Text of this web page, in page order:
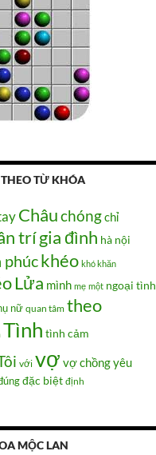
TỪ KHÓA
Châuchóngchỉ
trígia đình hà nội
phúckhéo khó khăn
Lửa mình mẹ một ngoại tình
nữ quan tâm theo
Tình tình cảm
với vợ vợ chồngyêu
đặc biệt định
MỘC LAN